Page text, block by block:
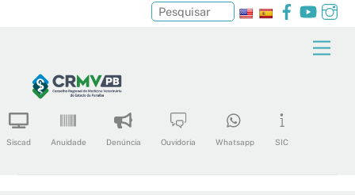
content
Facebook
Siscad Anuidade Denúncia Ouvidoria Whatsapp SIC
Pesquisar